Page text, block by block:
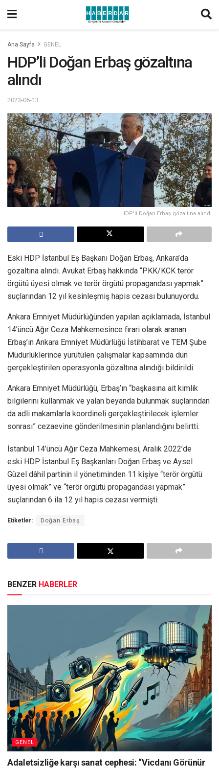
Ana Sayfa GENEL
HDP’li Doğan Erbaş gözaltına
alındı
2023-06-13
HDP'li Doğan Erbaş gözaltına alındı
Eski HDP İstanbul Eş Başkanı Doğan Erbaş, Ankara’da
gözaltına alındı. Avukat Erbaş hakkında “PKK/KCK terör
örgütü üyesi olmak ve terör örgütü propagandası yapmak”
suçlarından 12 yıl kesinleşmiş hapis cezası bulunuyordu.
Ankara Emniyet Müdürlüğünden yapılan açıklamada, İstanbul
14’üncü Ağır Ceza Mahkemesince firari olarak aranan
Erbaş’ın Ankara Emniyet Müdürlüğü İstihbarat ve TEM Şube
Müdürlüklerince yürütülen çalışmalar kapsamında dün
gerçekleştirilen operasyonla gözaltına alındığı bildirildi.
Ankara Emniyet Müdürlüğü, Erbaş’ın “başkasına ait kimlik
bilgilerini kullanmak ve yalan beyanda bulunmak suçlarından
da adli makamlarla koordineli gerçekleştirilecek işlemler
sonrası” cezaevine gönderilmesinin planlandığını belirtti.
İstanbul 14’üncü Ağır Ceza Mahkemesi, Aralık 2022’de
eski HDP İstanbul Eş Başkanları Doğan Erbaş ve Aysel
Güzel dâhil partinin il yönetiminden 11 kişiye “terör örgütü
üyesi olmak” ve “terör örgütü propagandası yapmak”
suçlarından 6 ila 12 yıl hapis cezası vermişti.
Etiketler: Doğan Erbaş
BENZER HABERLER
GENEL
Adaletsizliğe karşı sanat cephesi: “Vicdanı Görünür